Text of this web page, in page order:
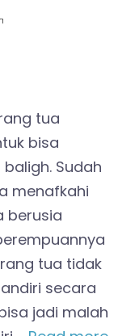
tua
bisa
Sudah
menafkahi
berusia
tua tidak
secara
jadi malah